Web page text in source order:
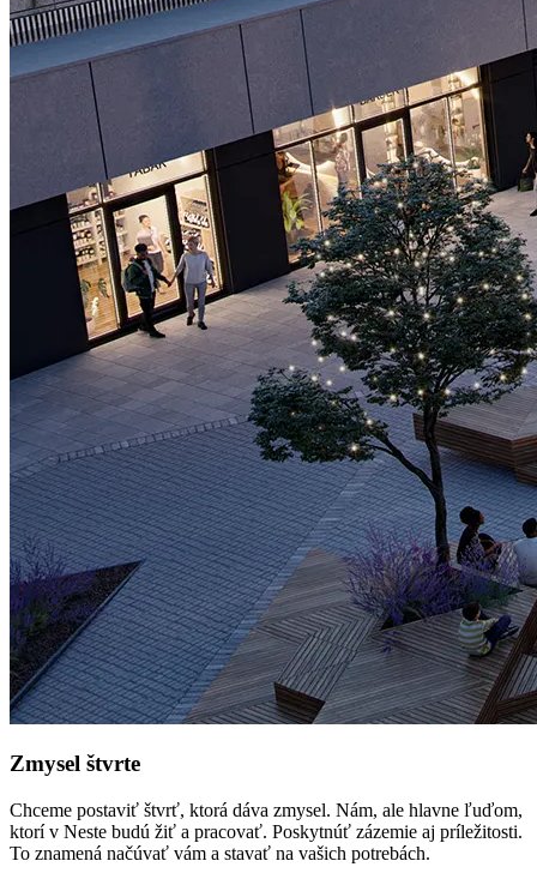
Zmysel štvrte
Chceme postaviť štvrť, ktorá dáva zmysel. Nám, ale hlavne ľuďom,
ktorí v Neste budú žiť a pracovať. Poskytnúť zázemie aj príležitosti.
To znamená načúvať vám a stavať na vašich potrebách.